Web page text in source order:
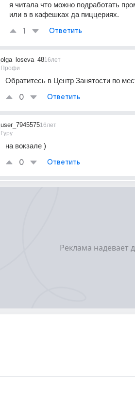
я читала что можно подработать
или в в кафешках да пиццериях.
1 Ответить
olga_loseva_48
Профи
16лет
Обратитесь в Центр Занятости по
0 Ответить
user_7945575
Гуру
16лет
на вокзале )
0 Ответить